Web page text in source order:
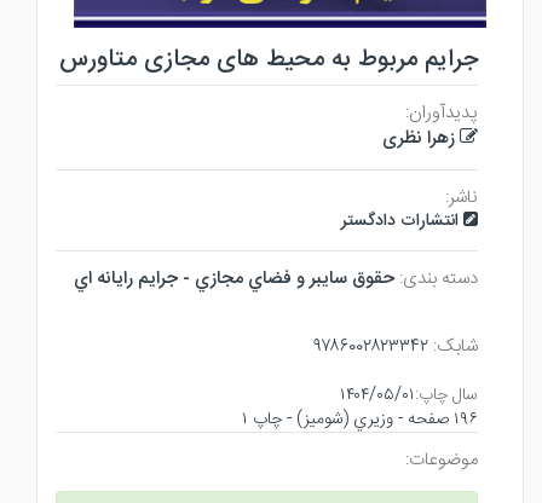
جرایم مربوط به محیط های مجازی متاورس
پدیدآوران:
زهرا نظری
ناشر:
انتشارات دادگستر
دسته بندی: حقوق سايبر و فضاي مجازي - جرايم رايانه اي
شابک: ۹۷۸۶۰۰۲۸۲۳۳۴۲
سال چاپ:۱۴۰۴/۰۵/۰۱
۱۹۶ صفحه - وزيري (شوميز) - چاپ ۱
موضوعات: